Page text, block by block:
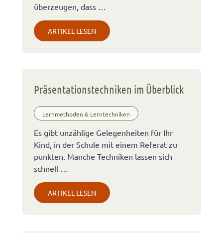
überzeugen, dass …
ARTIKEL LESEN
Präsentationstechniken im Überblick
Lernmethoden & Lerntechniken
Es gibt unzählige Gelegenheiten für Ihr
Kind, in der Schule mit einem Referat zu
punkten. Manche Techniken lassen sich
schnell …
ARTIKEL LESEN